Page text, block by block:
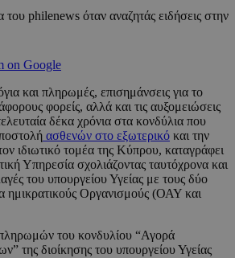
philenews όταν αναζητάς ειδήσεις στην
on Google
και πληρωμές, επισημάνσεις για το
φορείς, αλλά και τις αυξομειώσεις
δέκα χρόνια στα κονδύλια που
ασθενών στο εξωτερικό και την
ιδιωτικό τομέα της Κύπρου, καταγράφει
Υπηρεσία σχολιάζοντας ταυτόχρονα και
του υπουργείου Υγείας με τους δύο
ημικρατικούς Οργανισμούς (ΟΑΥ και
του κονδυλίου “Αγορά
της διοίκησης του υπουργείου Υγείας